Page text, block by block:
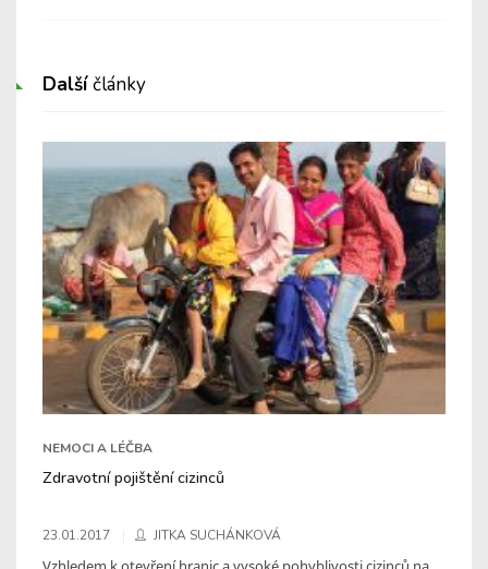
Dalšíčlánky
NEMOCI A LÉČBA
Zdravotní pojištění cizinců
23.01.2017 JITKA SUCHÁNKOVÁ